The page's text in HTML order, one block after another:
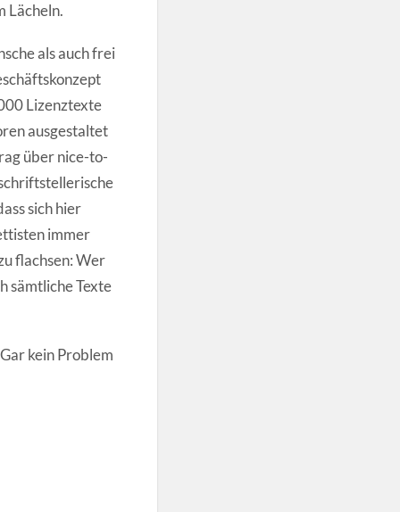
Lächeln.
als auch frei
Lizenztexte
ausgestaltet
über nice-to-
sich hier
immer
flachsen: Wer
sämtliche Texte
kein Problem